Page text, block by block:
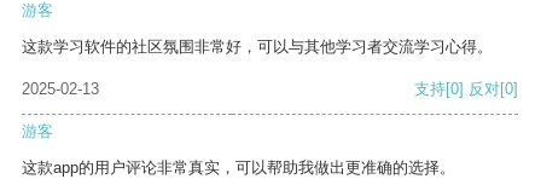
游客
这款学习软件的社区氛围非常好，可以与其他学习者交流学习心得。
2025-02-13 支持[0] 反对[0]
游客
这款app的用户评论非常真实，可以帮助我做出更准确的选择。